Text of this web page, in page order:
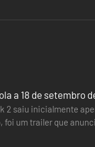
a 18 de setembro
2 saiu inicialmente
um trailer que
no Game Pass Ultimate.